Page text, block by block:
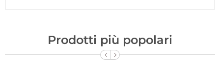
Prodotti più popolari